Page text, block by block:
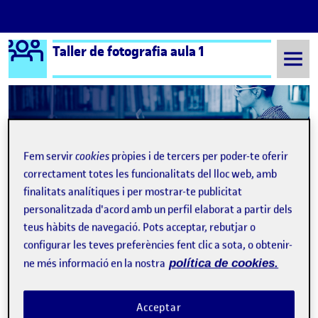
Saltar al contingut
Logo Ágora
Taller de fotografia aula 1
Navegació d'entrades
Anterior: BRIEFING PAC4-GEMMA BUFIAS Següent
Publicat perProposta de projecte
Publicat per
Cristóbal Marchán Flores
Visibilitat:
Públic - Data de publicació
30 Nov. 2021-3 comentarisa Proposta de projecte Fortogràfic
Bon dia, companys.
Quan tenim un moment per desconnectar i per nosaltres ens
Fem servircookies pròpies i de tercers per poder-te oferir
correctament totes les funcionalitats del lloc web, amb
finalitats analítiques i per mostrar-te publicitat
personalitzada d'acord amb un perfil elaborat a partir dels
teus hàbits de navegació. Pots acceptar, rebutjar o
configurar les teves preferències fent clic a sota, o obtenir-
ne més informació en la nostra política de cookies.
Acceptar